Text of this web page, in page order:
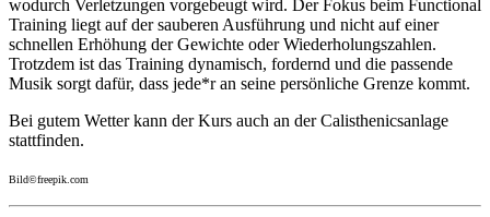
wodurch Verletzungen vorgebeugt wird. Der Fokus beim Functional
Training liegt auf der sauberen Ausführung und nicht auf einer
schnellen Erhöhung der Gewichte oder Wiederholungszahlen.
Trotzdem ist das Training dynamisch, fordernd und die passende
Musik sorgt dafür, dass jede*r an seine persönliche Grenze kommt.
Bei gutem Wetter kann der Kurs auch an der Calisthenicsanlage
stattfinden.
Bild©freepik.com